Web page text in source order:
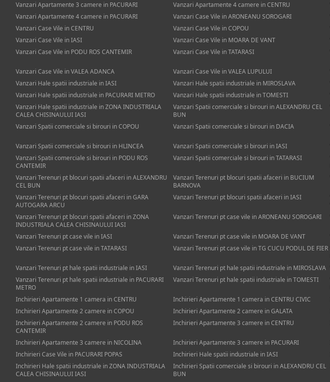
Vanzari Apartamente 3 camere in PACURARI Vanzari Apartamente 4 camere in CENTRU
Vanzari Apartamente 4 camere in PACURARI
Vanzari Case Vile in ARONEANU SOROGARI
Vanzari Case Vile in CENTRU
Vanzari Case Vile in COPOU
Vanzari Case Vile in IASI
Vanzari Case Vile in MOARA DE VANT
Vanzari Case Vile in PODU ROS CANTEMIR
Vanzari Case Vile in TATARASI
Vanzari Case Vile in VALEA ADANCA
Vanzari Case Vile in VALEA LUPULUI
Vanzari Hale spatii industriale in IASI
Vanzari Hale spatii industriale in MIROSLAVA
Vanzari Hale spatii industriale in PACURARI METRO
Vanzari Hale spatii industriale in TOMESTI
Vanzari Hale spatii industriale in ZONA INDUSTRIALA
CALEA CHISINAULUI IASI
Vanzari Spatii comerciale si birouri in ALEXANDRU CEL
BUN
Vanzari Spatii comerciale si birouri in COPOU Vanzari Spatii comerciale si birouri in DACIA
Vanzari Spatii comerciale si birouri in HLINCEA
Vanzari Spatii comerciale si birouri in IASI
Vanzari Spatii comerciale si birouri in PODU ROS
CANTEMIR
Vanzari Spatii comerciale si birouri in TATARASI
Vanzari Terenuri pt blocuri spatii afaceri in ALEXANDRU
CEL BUN
Vanzari Terenuri pt blocuri spatii afaceri in BUCIUM
BARNOVA
Vanzari Terenuri pt blocuri spatii afaceri in GARA
AUTOGARA ARCU
Vanzari Terenuri pt blocuri spatii afaceri in IASI
Vanzari Terenuri pt blocuri spatii afaceri in ZONA
INDUSTRIALA CALEA CHISINAULUI IASI
Vanzari Terenuri pt case vile in ARONEANU SOROGARI
Vanzari Terenuri pt case vile in IASI Vanzari Terenuri pt case vile in MOARA DE VANT
Vanzari Terenuri pt case vile in TATARASI
Vanzari Terenuri pt case vile in TG CUCU PODUL DE FIER
Vanzari Terenuri pt hale spatii industriale in IASI Vanzari Terenuri pt hale spatii industriale in MIROSLAVA
Vanzari Terenuri pt hale spatii industriale in PACURARI
METRO
Vanzari Terenuri pt hale spatii industriale in TOMESTI
Inchirieri Apartamente 1 camera in CENTRU
Inchirieri Apartamente 1 camera in CENTRU CIVIC
Inchirieri Apartamente 2 camere in COPOU
Inchirieri Apartamente 2 camere in GALATA
Inchirieri Apartamente 2 camere in PODU ROS
CANTEMIR
Inchirieri Apartamente 3 camere in CENTRU
Inchirieri Apartamente 3 camere in NICOLINA
Inchirieri Apartamente 3 camere in PACURARI
Inchirieri Case Vile in PACURARI POPAS
Inchirieri Hale spatii industriale in IASI
Inchirieri Hale spatii industriale in ZONA INDUSTRIALA
CALEA CHISINAULUI IASI
Inchirieri Spatii comerciale si birouri in ALEXANDRU CEL
BUN